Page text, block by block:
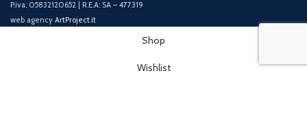
P.iva: 05832120652 | R.E.A: SA – 477319
web agency ArtProject.it
Shop
Wishlist